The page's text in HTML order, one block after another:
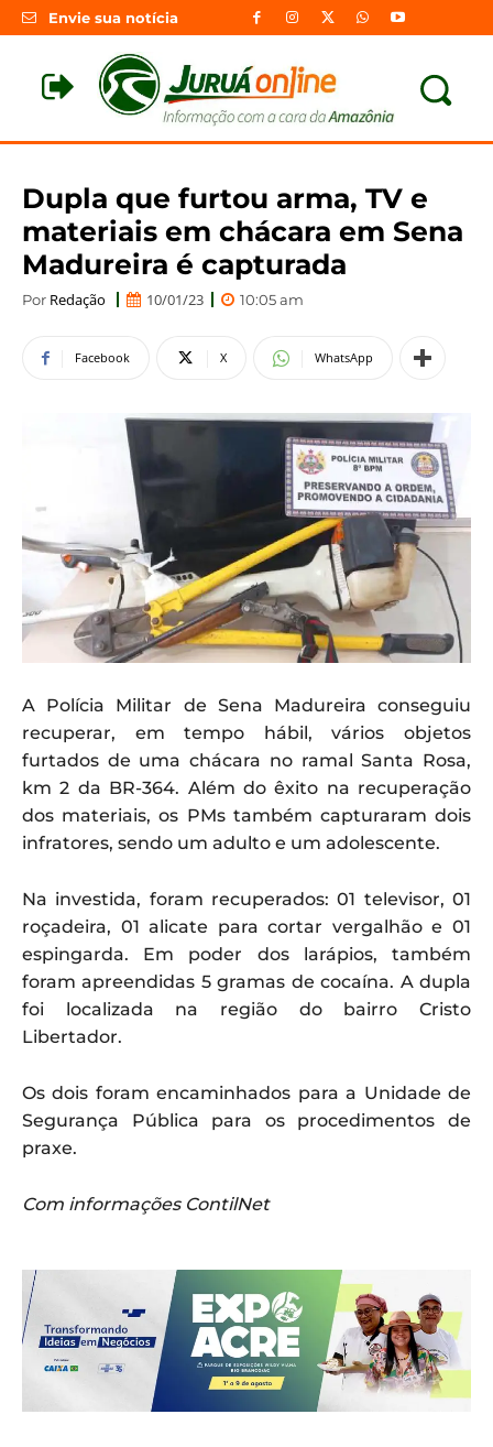
Envie sua notícia
Dupla que furtou arma, TV e
materiais em chácara em Sena
Madureira é capturada
Por Redação 10/01/23 10:05 am
Facebook X WhatsApp
A Polícia Militar de Sena Madureira conseguiu
recuperar, em tempo hábil, vários objetos
furtados de uma chácara no ramal Santa Rosa,
km 2 da BR-364. Além do êxito na recuperação
dos materiais, os PMs também capturaram dois
infratores, sendo um adulto e um adolescente.
Na investida, foram recuperados: 01 televisor, 01
roçadeira, 01 alicate para cortar vergalhão e 01
espingarda. Em poder dos larápios, também
foram apreendidas 5 gramas de cocaína. A dupla
foi localizada na região do bairro Cristo
Libertador.
Os dois foram encaminhados para a Unidade de
Segurança Pública para os procedimentos de
praxe.
Com informações ContilNet